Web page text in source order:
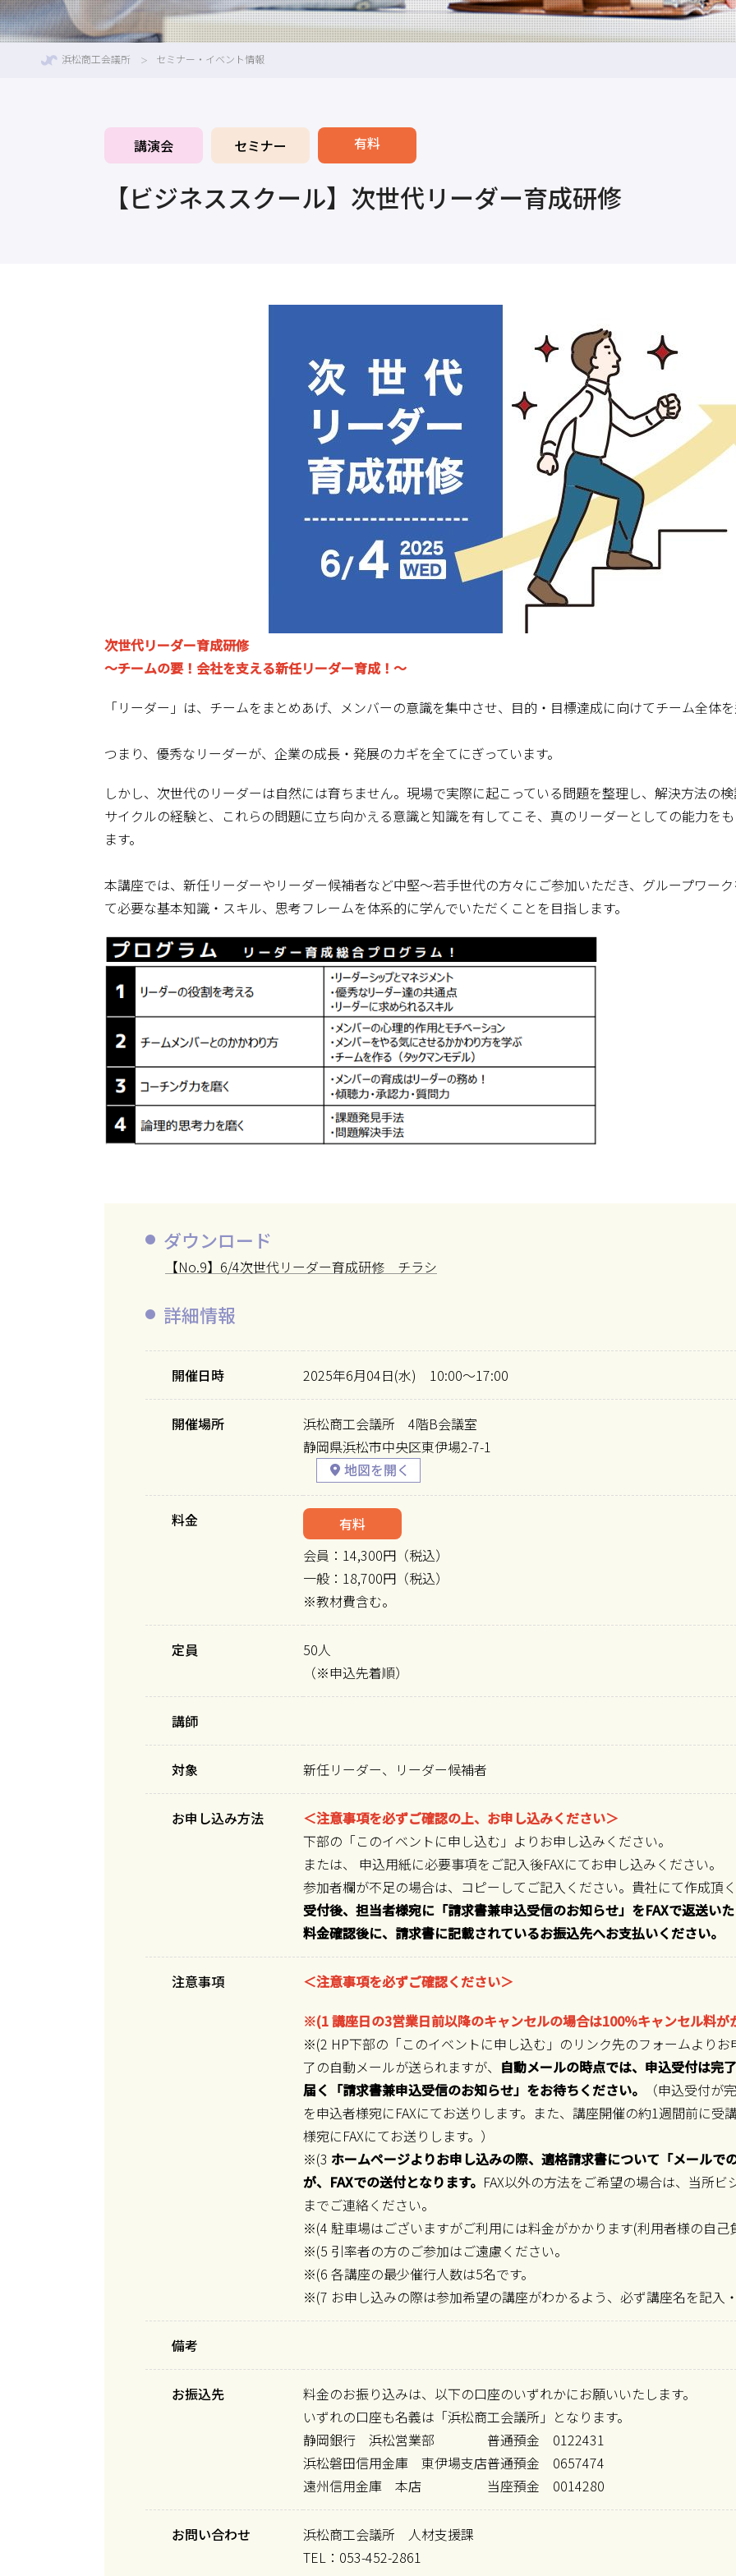
浜松商工会議所 セミナー・イベント情報
講演会 セミナー 有料
【ビジネススクール】次世代リーダー育成研修
次世代リーダー育成研修
～チームの要！会社を支える新任リーダー育成！ ～
「リーダー」は、チームをまとめあげ、メンバーの意識を集中させ、目的・目標達成に向けてチーム全体
つまり、優秀なリーダーが、企業の成長・発展のカギを全てにぎっています。
しかし、次世代のリーダーは自然には育ちません。現場で実際に起こっている問題を整理し、解決方法の
サイクルの経験と、これらの問題に立ち向かえる意識と知識を有してこそ、真のリーダーとしての能力を
ます。
本講座では、新任リーダーやリーダー候補者など中堅～若手世代の方々にご参加いただき、グループワー
て必要な基本知識・スキル、思考フレームを体系的に学んでいただくことを目指します。
ダウンロード
【No.9】6/4次世代リーダー育成研修 チラシ
詳細情報
開催日時 2025年6月04日(水) 10:00～17:00
開催場所
浜松商工会議所 4階B会議室
静岡県浜松市中央区東伊場2-7-1
料金
有料
会員：14,300円（税込）
一般：18,700円（税込）
※教材費含む。
定員
50人
（※申込先着順）
講師
対象 新任リーダー、リーダー候補者
お申し込み方法
＜注意事項を必ずご確認の上、お申し込みください＞
下部の「このイベントに申し込む」よりお申し込みください。
または、 申込用紙に必要事項をご記入後FAXにてお申し込みください。
参加者欄が不足の場合は、コピーしてご記入ください。貴社にて作成頂
受付後、担当者様宛に「請求書兼申込受信のお知らせ」をFAXで返送い
料金確認後に、請求書に記載されているお振込先へお支払いください。
注意事項
＜注意事項を必ずご確認ください＞
※(1 講座日の3営業日前以降のキャンセルの場合は100％キャンセル料が
※(2 HP下部の「このイベントに申し込む」のリンク先のフォームより
了の自動メールが送られますが、 自動メールの時点では、申込受付は完
届く「請求書兼申込受信のお知らせ」をお待ちください。
（申込受付が
を申込者様宛にFAXにてお送りします。また、講座開催の約1週間前に受
様宛にFAXにてお送りします。）
※(3 ホームページよりお申し込みの際、適格請求書について「メールで
が、FAXでの送付となります。 FAX以外の方法をご希望の場合は、当所
までご連絡ください。
※(4 駐車場はございますがご利用には料金がかかります(利用者様の自己
※(5 引率者の方のご参加はご遠慮ください。
※(6 各講座の最少催行人数は5名です。
※(7 お申し込みの際は参加希望の講座がわかるよう、必ず講座名を記入
備考
お振込先
料金のお振り込みは、以下の口座のいずれかにお願いいたします。
いずれの口座も名義は「浜松商工会議所」となります。
静岡銀行 浜松営業部
普通預金 0122431
浜松磐田信用金庫 東伊場支店普通預金 0657474
遠州信用金庫 本店
当座預金 0014280
お問い合わせ
浜松商工会議所 人材支援課
TEL：053-452-2861